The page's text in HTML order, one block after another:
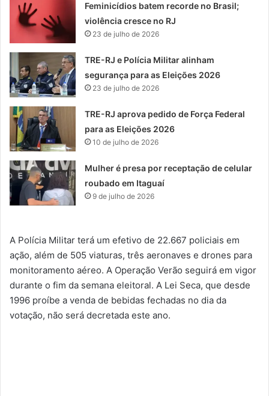
Feminicídios batem recorde no Brasil;
violência cresce no RJ
23 de julho de 2026
TRE-RJ e Polícia Militar alinham
segurança para as Eleições 2026
23 de julho de 2026
TRE-RJ aprova pedido de Força Federal
para as Eleições 2026
10 de julho de 2026
Mulher é presa por receptação de celular
roubado em Itaguaí
9 de julho de 2026
A Polícia Militar terá um efetivo de 22.667 policiais em
ação, além de 505 viaturas, três aeronaves e drones para
monitoramento aéreo. A Operação Verão seguirá em vigor
durante o fim da semana eleitoral. A Lei Seca, que desde
1996 proíbe a venda de bebidas fechadas no dia da
votação, não será decretada este ano.